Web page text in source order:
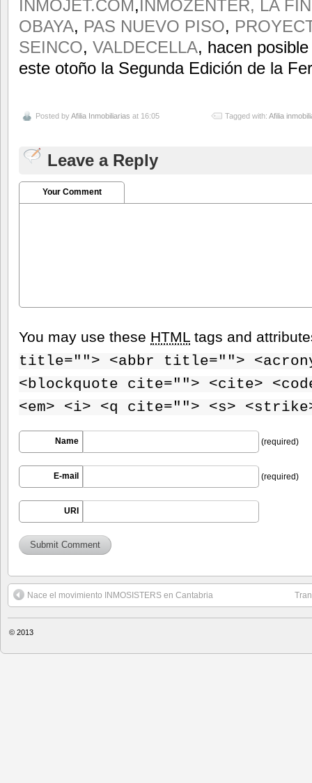
INMOJET.COM,INMOZENTER, LA
OBAYA, PAS NUEVO PISO,
SEINCO, VALDECELLA, hacen
este otoño la Segunda Edición de la
Posted byAfilia Inmobiliarias at 16:05 Tagged with: Afilia
Leave a Reply
Your Comment
You may use these HTML tags and
title=""> <abbr title="">
<blockquote cite=""> <cite>
<em> <i> <q cite=""> <s>
Name (required)
E-mail (required)
URI
Nace el movimiento INMOSISTERS en Cantabria
© 2013